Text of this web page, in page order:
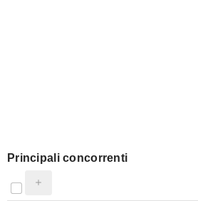
Principali concorrenti